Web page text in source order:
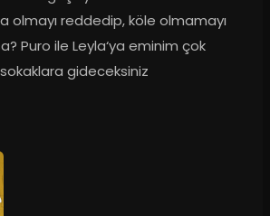
olmayı reddedip, köle olmamayı
Puro ile Leyla‘ya eminim çok
gideceksiniz